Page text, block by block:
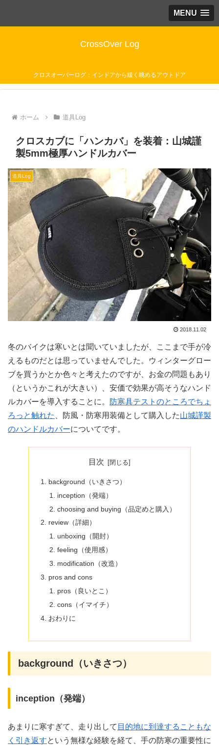
MENU
CrossOver Log
クロスオーバーログ：インドアから緩く眺めるアウトドア
ホーム 道具Log
クロスカブに「ハンカバ」を装着：山城謹
製5mm極厚ハンドルカバー
道具Log
2018.11.02
冬のバイクは寒いとは聞いていましたが、ここまで手が冷
えるものだとは思っていませんでした。ウィンターグロー
ブを買うかとか色々と考えたのですが、お金の問題もあり
（というかこれが大きい）、安価で効果が高そうなハンド
ルカバーを導入することに。
防寒具テストのところでちょ
ろっと触れた
、防風・防寒用装備として購入した山城謹製
のハンドルカバーについてです。
目次
background（いきさつ）
inception（発端）
choosing and buying（品定めと購入）
review（詳細）
unboxing（開封）
feeling（使用感）
modification（改造）
pros and cons
pros（良いとこ）
cons（イマイチ）
おわりに
background（いきさつ）
inception（発端）
あまりに寒すぎて、走り出して 目的地に到達することもな
く引き返すという無様な経験を経て、手の防寒の重要性に